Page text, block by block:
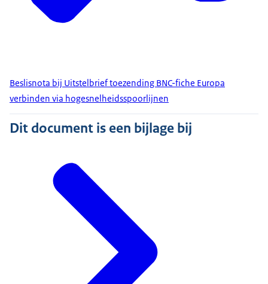
Beslisnota bij Uitstelbrief toezending BNC-fiche Europa
verbinden via hogesnelheidsspoorlijnen
Dit document is een bijlage bij